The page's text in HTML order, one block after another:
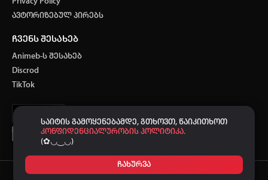
საიტის გამოყენებამდე, გთხოვთ, წაიკითხოთ
კონფიდენციალურობის პოლიტიკა.
(✿◡‿◡)
ჩახურვა
ავტორიზებულ პირებს
ჩვენს შესახებ
Animeb-ს შესახებ
Discrod
TikTok